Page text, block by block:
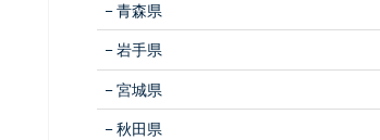
青森県
岩手県
宮城県
秋田県